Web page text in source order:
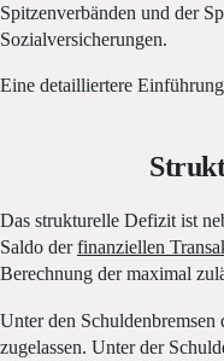
Spitzenverbänden und der
Sozialversicherungen.
Eine detailliertere
Das strukturelle Defizit ist
Saldo derfinanziellen
Berechnung der maximal
Unter den
zugelassen. Unter der